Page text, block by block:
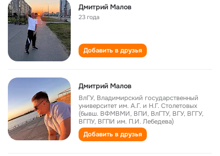
Дмитрий Малов
23 года
Добавить в друзья
Дмитрий Малов
ВлГУ, Владимирский государственный
университет им. А.Г. и Н.Г. Столетовых
(бывш. ВФМВМИ, ВПИ, ВлГТУ, ВГУ, ВГГУ,
ВГПУ, ВГПИ им. П.И. Лебедева)
Добавить в друзья